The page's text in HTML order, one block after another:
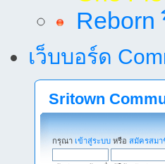
Reborn
เว็บบอร์ด
Sritown
กรุณา เข้าสู่ระบบ หรือ สมัครสมา